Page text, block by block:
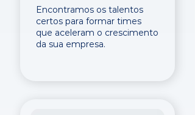
Encontramos os talentos
certos para formar times
que aceleram o crescimento
da sua empresa.